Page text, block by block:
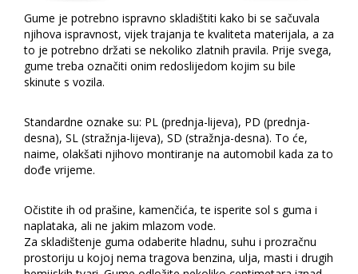
Gume je potrebno ispravno skladištiti kako bi se sačuvala
njihova ispravnost, vijek trajanja te kvaliteta materijala, a za
to je potrebno držati se nekoliko zlatnih pravila. Prije svega,
gume treba označiti onim redoslijedom kojim su bile
skinute s vozila.
Standardne oznake su: PL (prednja-lijeva), PD (prednja-
desna), SL (stražnja-lijeva), SD (stražnja-desna). To će,
naime, olakšati njihovo montiranje na automobil kada za to
dođe vrijeme.
Očistite ih od prašine, kamenčića, te isperite sol s guma i
naplataka, ali ne jakim mlazom vode.
Za skladištenje guma odaberite hladnu, suhu i prozračnu
prostoriju u kojoj nema tragova benzina, ulja, masti i drugih